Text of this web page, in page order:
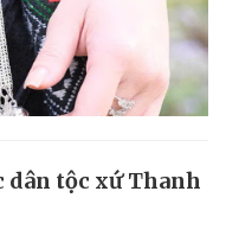
dân tộc xứ Thanh